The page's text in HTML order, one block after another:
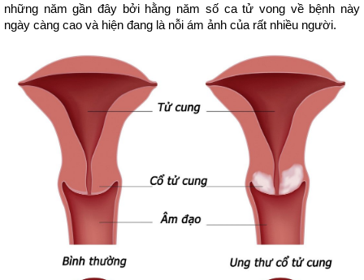
những năm gần đây bởi hằng năm số ca tử vong về bệnh này
ngày càng cao và hiện đang là nỗi ám ảnh của rất nhiều người.